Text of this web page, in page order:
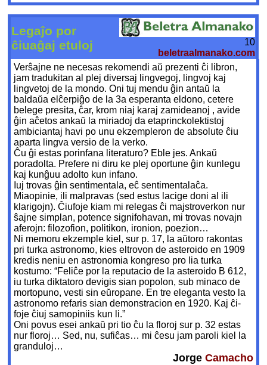
Legaĵo por
ĉiuaĝaj etuloj
10
beletraalmanako.com
Verŝajne ne necesas rekomendi aŭ prezenti ĉi libron,
jam tradukitan al plej diversaj lingvegoj, lingvoj kaj
lingvetoj de la mondo. Oni tuj mendu ĝin antaŭ la
baldaŭa elĉerpiĝo de la 3a esperanta eldono, cetere
belege presita, ĉar, krom niaj karaj zamideanoj , avide
ĝin aĉetos ankaŭ la miriadoj da etaprinckolektistoj
ambiciantaj havi po unu ekzempleron de absolute ĉiu
aparta lingva versio de la verko.
Ĉu ĝi estas porinfana literaturo? Eble jes. Ankaŭ
poradolta. Prefere ni diru ke plej oportune ĝin kunlegu
kaj kunĝuu adolto kun infano.
Iuj trovas ĝin sentimentala, eĉ sentimentalaĉa.
Miaopinie, ili malpravas (sed estus lacige doni al ili
klarigojn). Ĉiufoje kiam mi relegas ĉi majstroverkon nur
ŝajne simplan, potence signifohavan, mi trovas novajn
aferojn: filozofion, politikon, ironion, poezion…
Ni memoru ekzemple kiel, sur p. 17, la aŭtoro rakontas
pri turka astronomo, kies eltrovon de asteroido en 1909
kredis neniu en astronomia kongreso pro lia turka
kostumo: “Feliĉe por la reputacio de la asteroido B 612,
iu turka diktatoro devigis sian popolon, sub minaco de
mortopuno, vesti sin eŭropane. En tre eleganta vesto la
astronomo refaris sian demonstracion en 1920. Kaj ĉi-
foje ĉiuj samopiniis kun li.”
Oni povus esei ankaŭ pri tio ĉu la floroj sur p. 32 estas
nur floroj… Sed, nu, sufiĉas… mi ĉesu jam paroli kiel la
granduloj…
Jorge Camacho